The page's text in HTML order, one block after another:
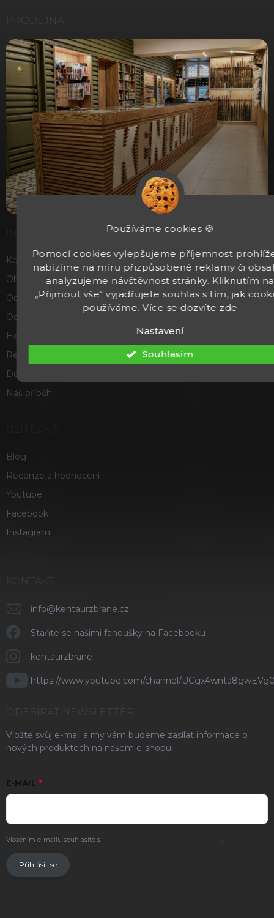
Používáme cookies 🍪
Pomocí cookies vylepšujeme příjemnost
nabízíme na míru přizpůsobené reklamy či
analyzujeme návštěvnost stránky. Kliknutím na
„Přijmout vše“ vyjadřujete souhlas s tím, jak
používáme. Více se dozvíte zde
Nastavení
Souhlasím
PRODEJNA
Kontakty
Obchodní podmínky
Ochrana osobních údajů
Odstoupení od smlouvy
Hodnocení obchodu
Reklamace a vrácení zboží
Doprava a platba
Náš příběh
Blog
Recenze a hodnocení
Youtube
Facebook
Instagram
KONTAKT
info@kentaurzbrane.cz
Staňte se našimi fanoušky na Facebooku
kentaurzbrane
https://www.youtube.com/channel/
ODEBÍRAT NEWSLETTER
Vložte svůj e-mail a my vám budeme zasílat informace o
nových produktech na našem e-shopu.
E-MAIL
Vložením e-mailu souhlasíte s .
Přihlásit se